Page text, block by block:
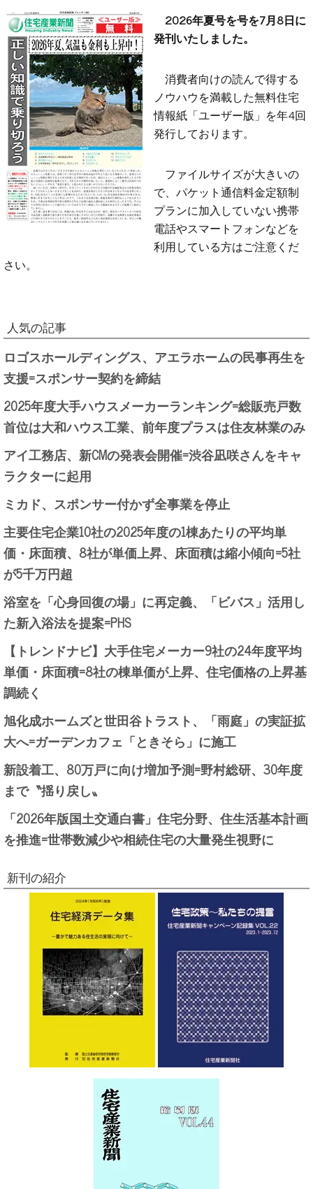
2026年夏号を号を7月8日に
発刊いたしました。
消費者向けの読んで得する
ノウハウを満載した無料住宅
情報紙「ユーザー版」を年4回
発行しております。
ファイルサイズが大きいの
で、パケット通信料金定額制
プランに加入していない携帯
電話やスマートフォンなどを
利用している方はご注意くだ
さい。
人気の記事
ロゴスホールディングス、アエラホームの民事再生を
支援=スポンサー契約を締結
2025年度大手ハウスメーカーランキング=総販売戸数
首位は大和ハウス工業、前年度プラスは住友林業のみ
アイ工務店、新CMの発表会開催=渋谷凪咲さんをキャ
ラクターに起用
ミカド、スポンサー付かず全事業を停止
主要住宅企業10社の2025年度の1棟あたりの平均単
価・床面積、8社が単価上昇、床面積は縮小傾向=5社
が5千万円超
浴室を「心身回復の場」に再定義、「ビバス」活用し
た新入浴法を提案=PHS
【トレンドナビ】大手住宅メーカー9社の24年度平均
単価・床面積=8社の棟単価が上昇、住宅価格の上昇基
調続く
旭化成ホームズと世田谷トラスト、「雨庭」の実証拡
大へ=ガーデンカフェ「ときそら」に施工
新設着工、80万戸に向け増加予測=野村総研、30年度
まで〝揺り戻し〟
「2026年版国土交通白書」住宅分野、住生活基本計画
を推進=世帯数減少や相続住宅の大量発生視野に
新刊の紹介